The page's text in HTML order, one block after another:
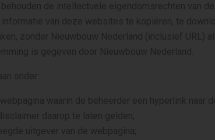
de intellectuele eigendomsrechten van
van deze websites te kopiëren, te
zonder Nieuwbouw Nederland (inclusief URL)
is gegeven door Nieuwbouw Nederland.
onder:
waarin de beheerder een hyperlink naar
daarop te laten gelden;
uitgever van de webpagina;